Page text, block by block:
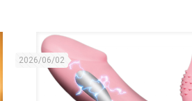
2026/06/02